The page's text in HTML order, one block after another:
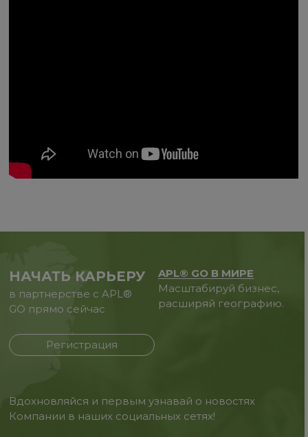
НАЧАТЬ КАРЬЕРУ
в партнерстве с APL®
GO прямо сейчас
Регистрация
APL® GO В МИРЕ
Масштабируй бизнес,
расширяй географию.
Вдохновляйся и первым узнавай о новостях
Компании в наших социальных сетях!